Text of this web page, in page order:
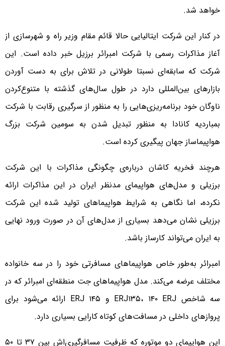
خواهد شد.
در کنار این شرکت ایتالیایی حالا قائم مقام وزیر راه و شهرسازی از
آغاز مذاکرات رسمی با شرکت امبرائر برزیل خبر داده است. این
شرکت که سابقه‌ای نسبتا طولانی در تلاش برای به دست آوردن
بازارهای بین‌المللی دارد در طول سال‌های گذشته با متنوع‌کردن
ناوگان خود برنامه‌ریزی‌هایی را به منظور از سرگیری رقابت با شرکت
بمباردیه کانادا به منظور تبدیل شدن به سومین شرکت بزرگ
هواپیماساز جهان پیگیری کرده است.
هرچند فخریه کاشان درباره‌ی چگونگی مذاکرات با این شرکت
برزیلی و مدل‌های هواپیمای مدنظر ایران در این مذاکرات ارائه
نکرده، اما نگاهی به شرایط هواپیماهای تولید شده این شرکت
برزیلی نشان می‌دهد بسیاری از مدل‌های آن در صورت ورود نهایی
به ایران می‌تواند کارساز باشد.
امبرائر به‌طور خاص هواپیماهای مسافرتی خود را در سه خانواده
مختلف عرضه می‌کند. مدل هواپیماهای جت منطقه‌ای امبرائر که در
سه شاخص ERJ۱۳۵، ۱۴۰ ERJ و ERJ ۱۴۵ ارائه می‌شود برای
پروازهای داخلی در مسافت‌های کوتاه کارایی بسیاری دارد.
این هواپیمای دو موتوره که ظرفیت مسافرگیری‌اش بین ۳۷ تا ۵۰